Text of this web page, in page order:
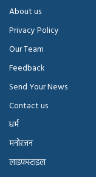
About us
Privacy Policy
Our Team
Feedback
Send Your News
Contact us
धर्म
मनोरंजन
लाइफस्टाइल